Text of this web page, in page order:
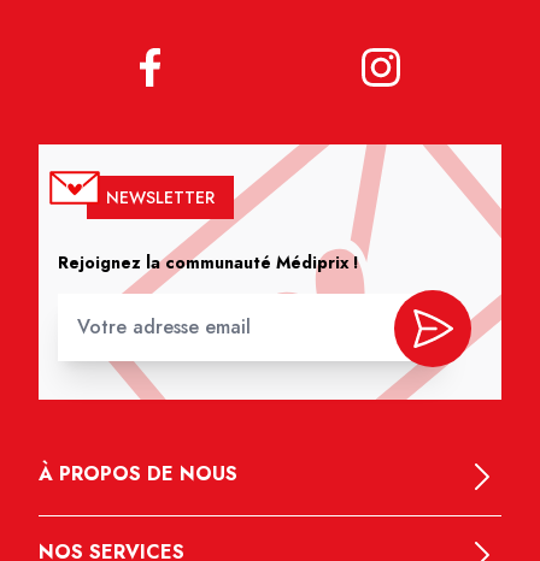
NEWSLETTER
Rejoignez la communauté Médiprix !
À PROPOS DE NOUS
NOS SERVICES